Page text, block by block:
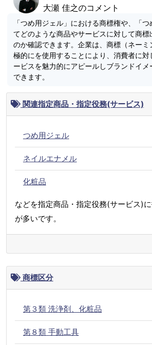
大瀬 佳之のコメント
「つめ用ジェル」における商標権や、「
てどのような商品やサービスに対して商標
のか確認できます。企業は、商標（ネー
極的にを使用することにより、消費者に
ービスを魅力的にアピールしブランドイ
できます。
関連指定商品・指定役務(サービス)
つめ用ジェル
ネイルエナメル
化粧品
などを指定商品・指定役務(サービス)
が多いです。
商標区分
第３類 洗浄剤、化粧品
第８類 手動工具